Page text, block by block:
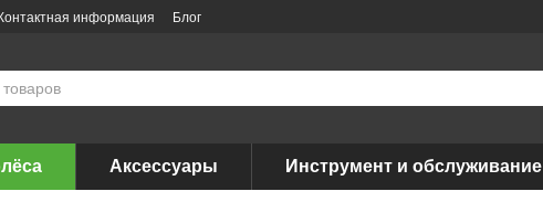
Контактная информация Блог
Аксессуары Инструмент и обслуживание